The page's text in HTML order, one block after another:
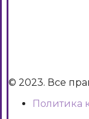
© 2023. Все
Политика